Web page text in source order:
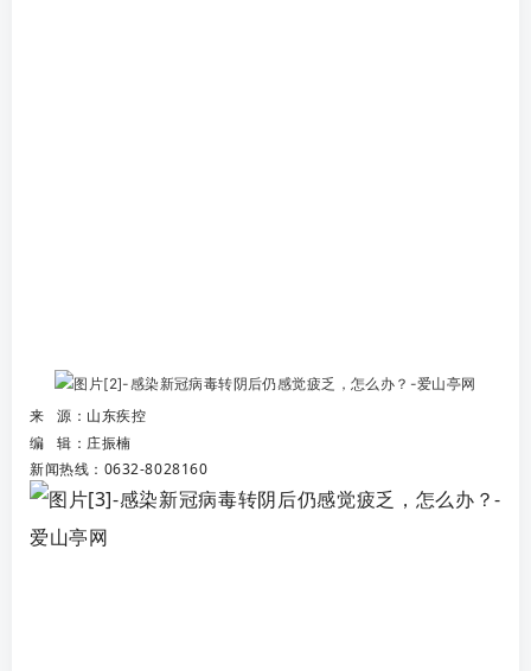
来 源：山东疾控
编 辑：庄振楠
新闻热线：0632-8028160